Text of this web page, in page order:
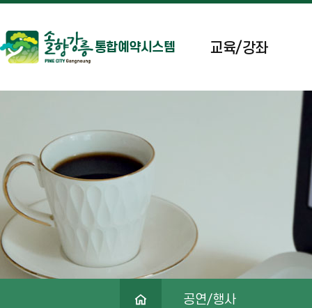
통합예약시스템 교육/강좌
공연/행사